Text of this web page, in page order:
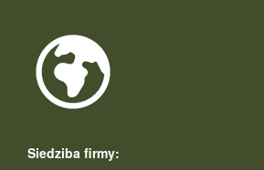
Siedziba firmy: